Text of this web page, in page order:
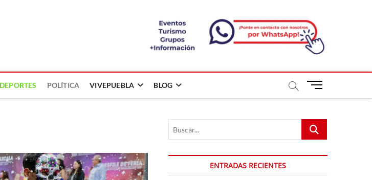
DEPORTES POLÍTICA VIVEPUEBLA BLOG
B
ó
n
d
e
Buscar...
ENTRADAS RECIENTES